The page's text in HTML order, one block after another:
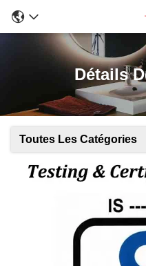
Détails
Toutes Les Catégories